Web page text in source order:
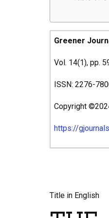
Greener
Vol. 14(1), pp.
ISSN: 2276-
Copyright
https://
Title in English